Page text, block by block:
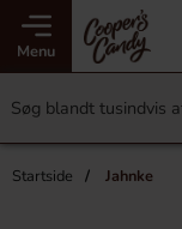
Menu
Startside Jahnke